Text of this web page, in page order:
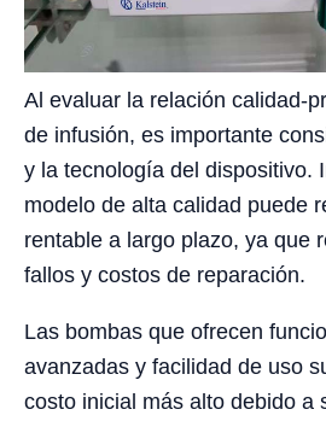
Al evaluar la relación calidad-
de infusión, es importante
y la tecnología del dispositivo.
modelo de alta calidad puede
rentable a largo plazo, ya que
fallos y costos de reparación.
Las bombas que ofrecen
avanzadas y facilidad de uso
costo inicial más alto debido a